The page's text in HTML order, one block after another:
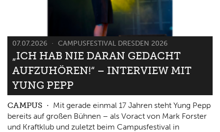
07.07.2026 CAMPUSFESTIVAL DRESDEN 2026
„ICH HAB NIE DARAN GEDACHT
AUFZUHÖREN!“ – INTERVIEW MIT
YUNG PEPP
CAMPUS
Mit gerade einmal 17 Jahren steht Yung Pepp
bereits auf großen Bühnen – als Voract von Mark Forster
und Kraftklub und zuletzt beim Campusfestival in